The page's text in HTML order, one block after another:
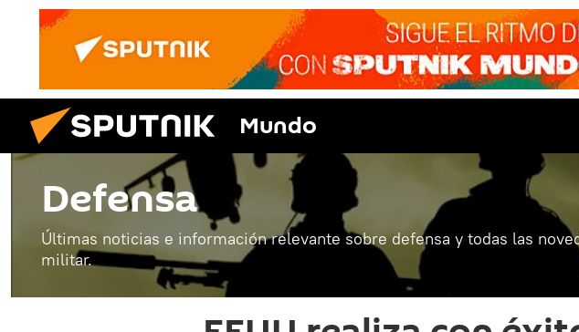
Mundo
Defensa
Últimas noticias e información relevante sobre defensa y todas las
militar.